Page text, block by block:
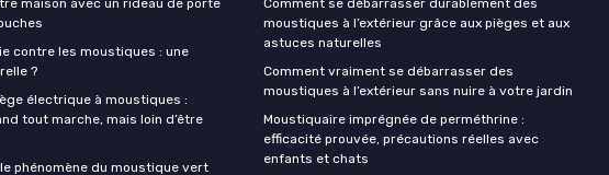
maison avec un rideau de porte
contre les moustiques : une
?
électrique à moustiques :
tout marche, mais loin d’être
phénomène du moustique vert
Comment se débarrasser durablement des
moustiques à l’extérieur grâce aux pièges et aux
astuces naturelles
Comment vraiment se débarrasser des
moustiques à l’extérieur sans nuire à votre jardin
Moustiquaire imprégnée de perméthrine :
efficacité prouvée, précautions réelles avec
enfants et chats